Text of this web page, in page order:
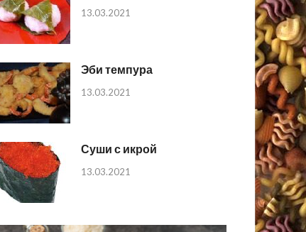
13.03.2021
Эби темпура
13.03.2021
Суши с икрой
13.03.2021